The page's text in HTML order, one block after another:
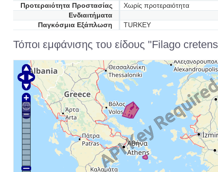
Προτεραιότητα Προστασίας
Χωρίς προτεραιότητα
Ενδιαιτήματα
Παγκόσμια Εξάπλωση
TURKEY
Τόποι εμφάνισης του είδους "Filago